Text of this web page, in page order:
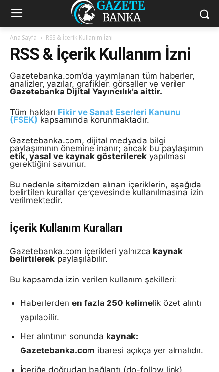
Ana Sayfa RSS & İçerik Kullanım İzni
RSS & İçerik Kullanım İzni
Gazetebanka.com’da yayımlanan tüm haberler,
analizler, yazılar, grafikler, görseller ve veriler
Gazetebanka Dijital Yayıncılık’a aittir.
Tüm hakları Fikir ve Sanat Eserleri Kanunu
(FSEK) kapsamında korunmaktadır.
Gazetebanka.com, dijital medyada bilgi
paylaşımının önemine inanır; ancak bu paylaşımın
etik, yasal ve kaynak gösterilerek yapılması
gerektiğini savunur.
Bu nedenle sitemizden alınan içeriklerin, aşağıda
belirtilen kurallar çerçevesinde kullanılmasına izin
verilmektedir.
İçerik Kullanım Kuralları
Gazetebanka.com içerikleri yalnızca kaynak
belirtilerek paylaşılabilir.
Bu kapsamda izin verilen kullanım şekilleri:
Haberlerden en fazla 250 kelimelik özet alıntı
yapılabilir.
Her alıntının sonunda kaynak:
Gazetebanka.com ibaresi açıkça yer almalıdır.
İçeriğe doğrudan bağlantı (do-follow link)